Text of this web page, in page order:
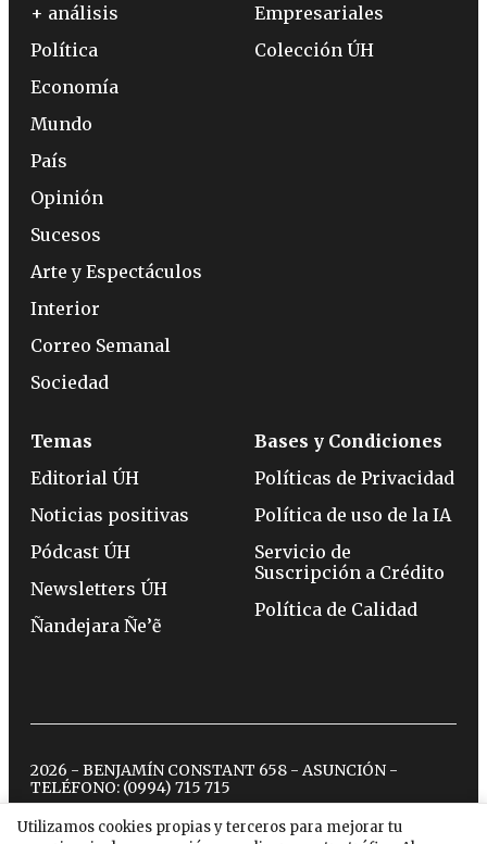
Utilizamos cookies propias y terceros para mejorar tu
+ análisis
Política
Economía
Mundo
País
Opinión
Sucesos
Arte y Espectáculos
Interior
Correo Semanal
Sociedad
Empresariales
Colección ÚH
Temas
Editorial ÚH
Noticias positivas
Pódcast ÚH
Newsletters ÚH
Ñandejara Ñe’ẽ
Bases y Condiciones
Políticas de Privacidad
Política de uso de la IA
Servicio de
Suscripción a Crédito
Política de Calidad
2026 - BENJAMÍN CONSTANT 658 - ASUNCIÓN -
TELÉFONO: (0994) 715 715